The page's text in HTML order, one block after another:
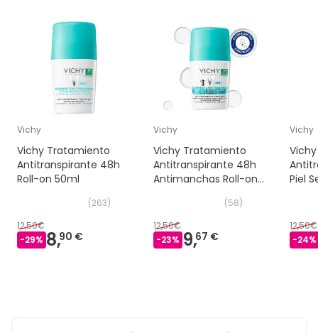
Vichy
Vichy Tratamiento
Antitranspirante 48h
Roll-on 50ml
(263)
12,50€
-29% 8,90 €
Vichy
Vichy Tratamiento
Antitranspirante 48h
Antimanchas Roll-on
(58)
12,50€
-23% 9,67 €
Vichy
Piel
12,50€
-24%